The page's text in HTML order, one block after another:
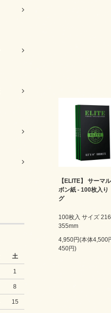
土
1
8
15
【ELITE】 サーマ
ボン紙 - 100枚入り
グ
100枚入 サイズ
355mm
4,950円(本体4,500
450円)